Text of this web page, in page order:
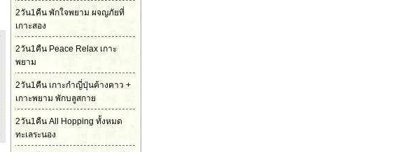
2วัน1คืน พักใจพยาม ผจญภัยที่
เกาะสอง
2วัน1คืน Peace Relax เกาะ
พยาม
2วัน1คืน เกาะกำญี่ปุ่นค้างคาว +
เกาะพยาม พักบลูสกาย
2วัน1คืน All Hopping ทั้งหมด
ทะเลระนอง